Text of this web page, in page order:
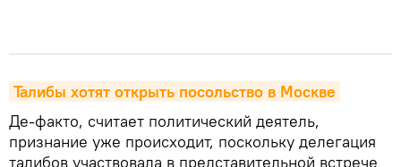
Талибы хотят открыть посольство в Москве
Де-факто, считает политический деятель,
признание уже происходит, поскольку делегация
талибов участвовала в представительной встрече